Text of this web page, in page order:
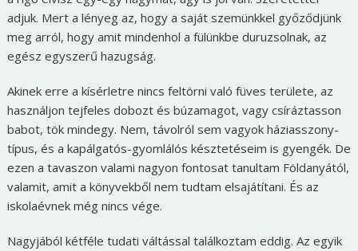
adjuk. Mert a lényeg az, hogy a saját szemünkkel győződjünk
meg arról, hogy amit mindenhol a fülünkbe duruzsolnak, az
egész egyszerű hazugság.
Akinek erre a kísérletre nincs feltörni való füves területe, az
használjon tejfeles dobozt és búzamagot, vagy csíráztasson
babot, tök mindegy. Nem, távolról sem vagyok háziasszony-
típus, és a kapálgatós-gyomlálós késztetéseim is gyengék. De
ezen a tavaszon valami nagyon fontosat tanultam Földanyától,
valamit, amit a könyvekből nem tudtam elsajátítani. És az
iskolaévnek még nincs vége.
Nagyjából kétféle tudati váltással találkoztam eddig. Az egyik